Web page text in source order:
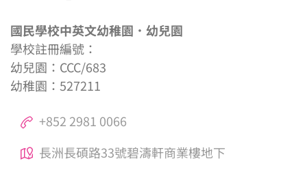
國民學校中英文幼稚園．幼兒園
學校註冊編號：
幼兒園：CCC/683
幼稚園：527211
+852 2981 0066
長洲長碩路33號碧濤軒商業樓地下